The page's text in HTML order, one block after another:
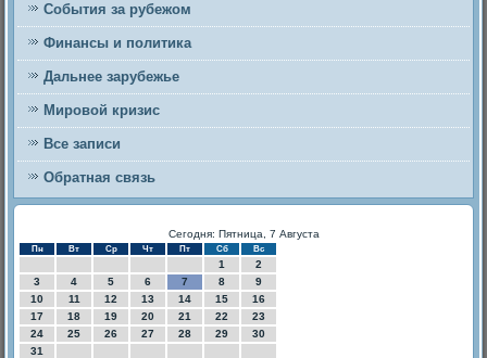
События за рубежом
Финансы и политика
Дальнее зарубежье
Мировой кризис
Все записи
Обратная связь
Сегодня: Пятница, 7 Августа
Пн Вт Ср Чт Пт Сб Вс
1
2
3
4 5 6 7 8
9
10
11 12 13 14 15
16
17
18 19 20 21 22
23
24
25 26 27 28 29
30
31